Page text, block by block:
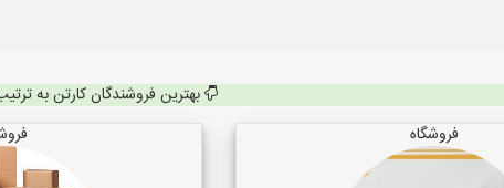
بهترین فروشندگان کارتن به
فروشگاه